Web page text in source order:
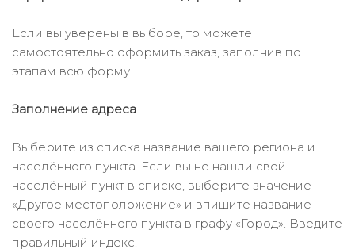
Если вы уверены в выборе, то можете
самостоятельно оформить заказ, заполнив по
этапам всю форму.
Заполнение адреса
Выберите из списка название вашего региона и
населённого пункта. Если вы не нашли свой
населённый пункт в списке, выберите значение
«Другое местоположение» и впишите название
своего населённого пункта в графу «Город». Введите
правильный индекс.